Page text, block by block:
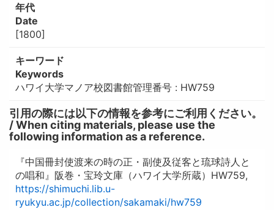
年代
Date
[1800]
キーワード
Keywords
ハワイ大学マノア校図書館管理番号 : HW759
引用の際には以下の情報を参考にご利用ください。
/ When citing materials, please use the
following information as a reference.
『中国冊封使渡来の時の正・副使及従客と琉球詩人と
の唱和』阪巻・宝玲文庫（ハワイ大学所蔵）HW759,
https://shimuchi.lib.u-
ryukyu.ac.jp/collection/sakamaki/hw759